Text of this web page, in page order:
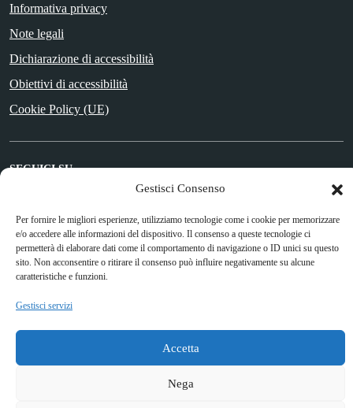
Gestisci Consenso
Per fornire le migliori esperienze, utilizziamo tecnologie come i cookie per memorizzare
e/o accedere alle informazioni del dispositivo. Il consenso a queste tecnologie ci
permetterà di elaborare dati come il comportamento di navigazione o ID unici su questo
sito. Non acconsentire o ritirare il consenso può influire negativamente su alcune
caratteristiche e funzioni.
Gestisci servizi
Accetta
Nega
Informativa privacy
Note legali
Dichiarazione di accessibilità
Obiettivi di accessibilità
Cookie Policy (UE)
SEGUICI SU
Attuazione Misure PNRR
Piano di miglioramento del sito